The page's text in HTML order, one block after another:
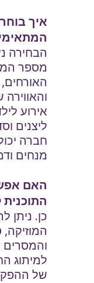
איך
הבחירה
מספר
אירוע
ליצנים
חברה
מנחים
האם
כן. ניתן
המוזיקה,
והמסרים
למיתוג
של